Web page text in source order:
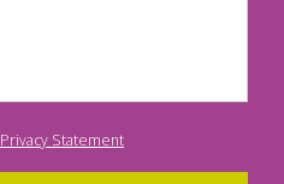
Privacy Statement